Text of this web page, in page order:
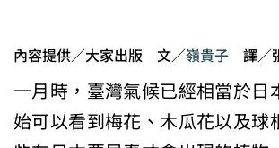
內容提供／大家出版 文／嶺貴子 譯
一月時，臺灣氣候已經相當於
始可以看到梅花、木瓜花以及